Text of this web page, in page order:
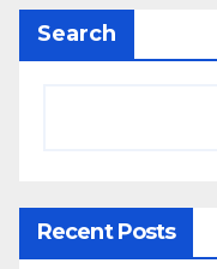
Search
Recent Posts